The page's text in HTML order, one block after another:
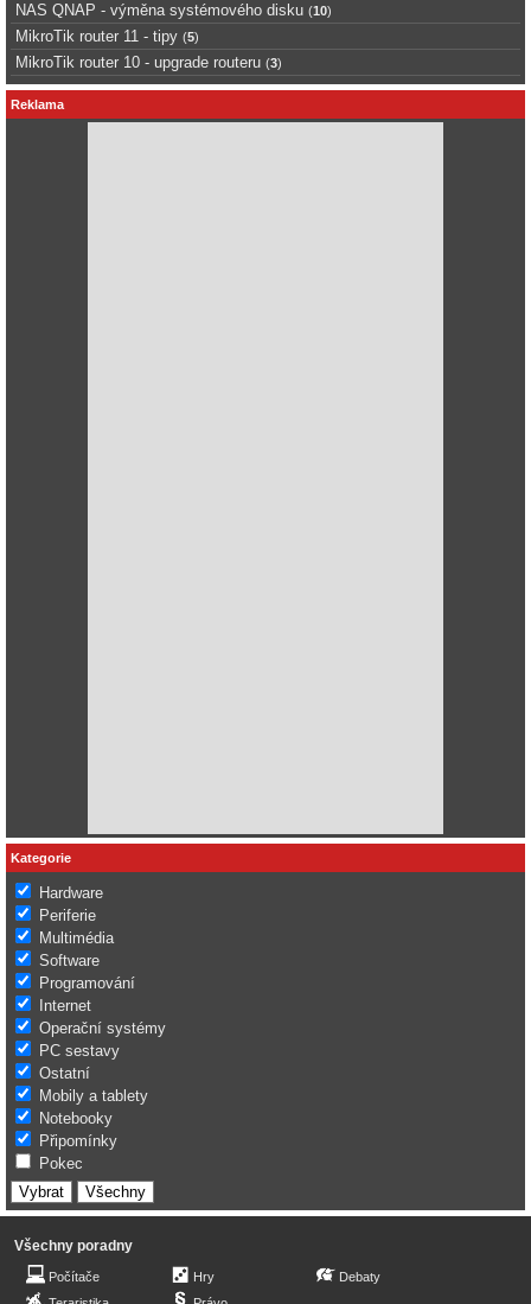
NAS QNAP - výměna systémového disku (10)
MikroTik router 11 - tipy (5)
MikroTik router 10 - upgrade routeru (3)
Reklama
Kategorie
Hardware
Periferie
Multimédia
Software
Programování
Internet
Operační systémy
PC sestavy
Ostatní
Mobily a tablety
Notebooky
Připomínky
Pokec
Všechny poradny
Počítače
Hry
Debaty